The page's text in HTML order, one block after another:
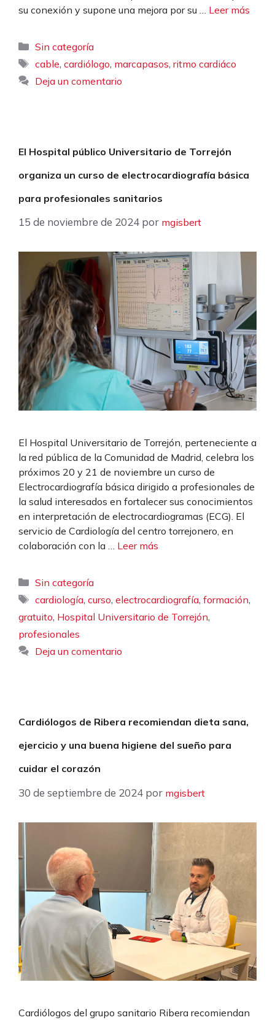
su conexión y supone una mejora por su … Leer más
Categorías
Sin categoría
Etiquetas
cable,cardiólogo, marcapasos,ritmo cardiáco
Deja un comentario
El Hospital público Universitario de Torrejón
organiza un curso de electrocardiografía básica
para profesionales sanitarios
15 de noviembre de 2024 por mgisbert
El Hospital Universitario de Torrejón, perteneciente a
la red pública de la Comunidad de Madrid, celebra los
próximos 20 y 21 de noviembre un curso de
Electrocardiografía básica dirigido a profesionales de
la salud interesados en fortalecer sus conocimientos
en interpretación de electrocardiogramas (ECG). El
servicio de Cardiología del centro torrejonero, en
colaboración con la … Leer más
Categorías
Sin categoría
Etiquetas
cardiología,curso,electrocardiografía,formación,
gratuito, Hospital Universitario de Torrejón,
profesionales
Deja un comentario
Cardiólogos de Ribera recomiendan dieta sana,
ejercicio y una buena higiene del sueño para
cuidar el corazón
30 de septiembre de 2024 por mgisbert
Cardiólogos del grupo sanitario Ribera recomiendan